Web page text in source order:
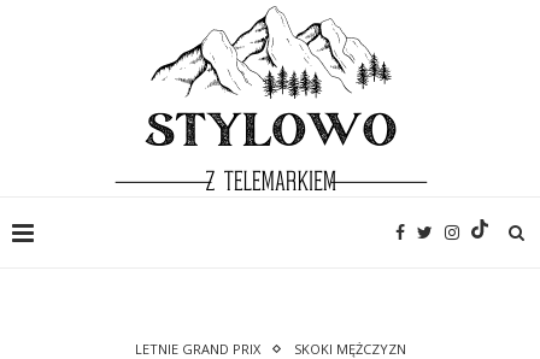
LETNIE GRAND PRIX SKOKI MĘŻCZYZN